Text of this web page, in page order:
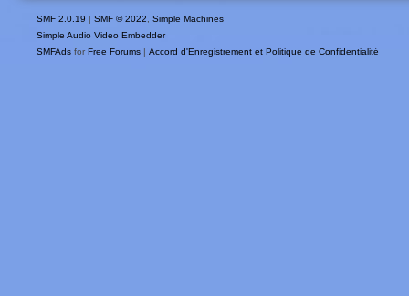
SMF 2.0.19 SMF © 2022, Simple Machines
Simple Audio Video Embedder
SMFAds for Free Forums Accord d'Enregistrement et Politique de Confidentialité